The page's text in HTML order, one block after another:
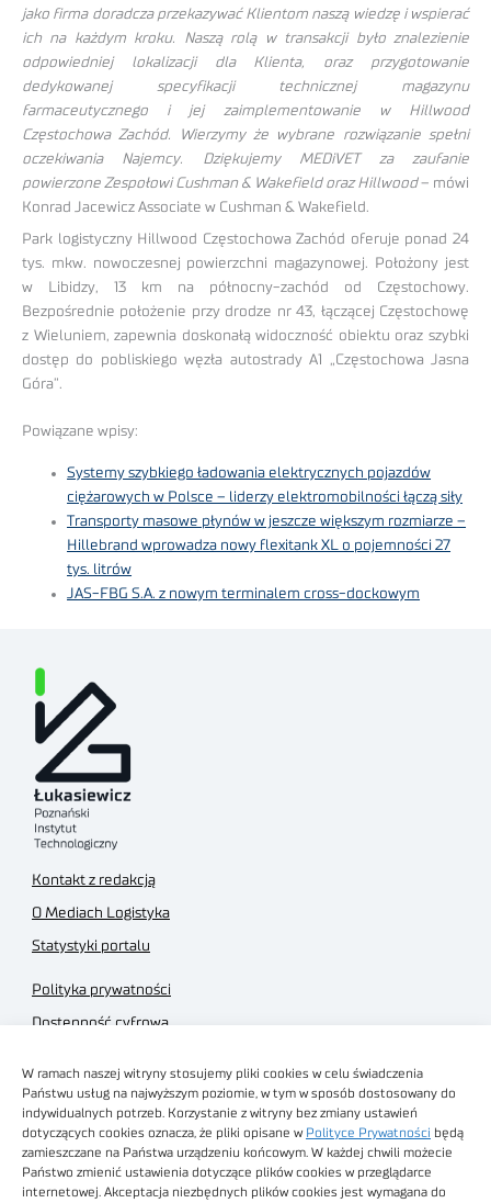
W ramach naszej witryny stosujemy pliki cookies w celu świadczenia
Państwu usług na najwyższym poziomie, w tym w sposób dostosowany do
indywidualnych potrzeb. Korzystanie z witryny bez zmiany ustawień
dotyczących cookies oznacza, że pliki opisane w Polityce Prywatności będą
zamieszczane na Państwa urządzeniu końcowym. W każdej chwili możecie
Państwo zmienić ustawienia dotyczące plików cookies w przeglądarce
internetowej. Akceptacja niezbędnych plików cookies jest wymagana do
jako firma doradcza przekazywać Klientom naszą wiedzę i wspierać
ich na każdym kroku. Naszą rolą w transakcji było znalezienie
odpowiedniej lokalizacji dla Klienta, oraz przygotowanie
dedykowanej specyfikacji technicznej magazynu
farmaceutycznego i jej zaimplementowanie w Hillwood
Częstochowa Zachód. Wierzymy że wybrane rozwiązanie spełni
oczekiwania Najemcy. Dziękujemy MEDiVET za zaufanie
powierzone Zespołowi Cushman & Wakefield oraz Hillwood– mówi
Konrad Jacewicz Associate w Cushman & Wakefield.
Park logistyczny Hillwood Częstochowa Zachód oferuje ponad 24
tys. mkw. nowoczesnej powierzchni magazynowej. Położony jest
w Libidzy, 13 km na północny-zachód od Częstochowy.
Bezpośrednie położenie przy drodze nr 43, łączącej Częstochowę
z Wieluniem, zapewnia doskonałą widoczność obiektu oraz szybki
dostęp do pobliskiego węzła autostrady A1 „Częstochowa Jasna
Góra”.
Powiązane wpisy:
Systemy szybkiego ładowania elektrycznych pojazdów
ciężarowych w Polsce – liderzy elektromobilności łączą siły
Transporty masowe płynów w jeszcze większym rozmiarze –
Hillebrand wprowadza nowy flexitank XL o pojemności 27
tys. litrów
JAS-FBG S.A. z nowym terminalem cross-dockowym
Kontakt z redakcją
O Mediach Logistyka
Statystyki portalu
Polityka prywatności
Dostępność cyfrowa
Regulamin sklepu